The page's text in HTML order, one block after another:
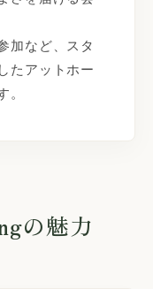
加など、スタ
たアットホー
。
の魅力